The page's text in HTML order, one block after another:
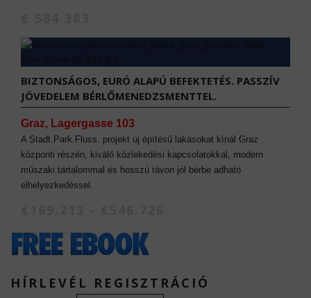
BIZTONSÁGOS, EURÓ ALAPÚ BEFEKTETÉS. PASSZÍV
JÖVEDELEM BÉRLŐMENEDZSMENTTEL.
Graz, Lagergasse 103
A Stadt.Park.Fluss. projekt új építésű lakásokat kínál Graz
központi részén, kiváló közlekedési kapcsolatokkal, modern
műszaki tartalommal és hosszú távon jól bérbe adható
elhelyezkedéssel.
HÍRLEVÉL REGISZTRÁCIÓ